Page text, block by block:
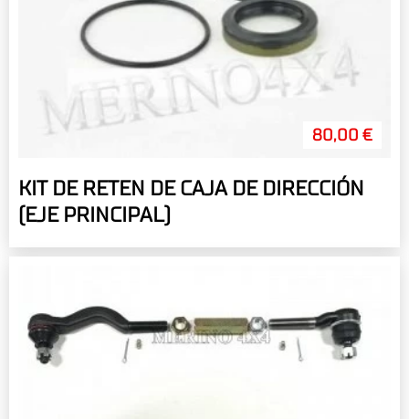
80,00 €
KIT DE RETEN DE CAJA DE DIRECCIÓN
(EJE PRINCIPAL)